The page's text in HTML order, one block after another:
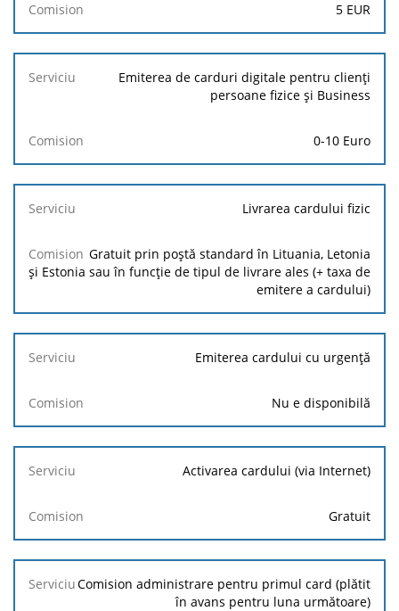
5 EUR
Emiterea de carduri digitale pentru clienți
persoane fizice și Business
0-10 Euro
Livrarea cardului fizic
Gratuit prin poștă standard în Lituania, Letonia
și Estonia sau în funcție de tipul de livrare ales (+ taxa de
emitere a cardului)
Emiterea cardului cu urgență
Nu e disponibilă
Activarea cardului (via Internet)
Gratuit
Comision administrare pentru primul card (plătit
în avans pentru luna următoare)